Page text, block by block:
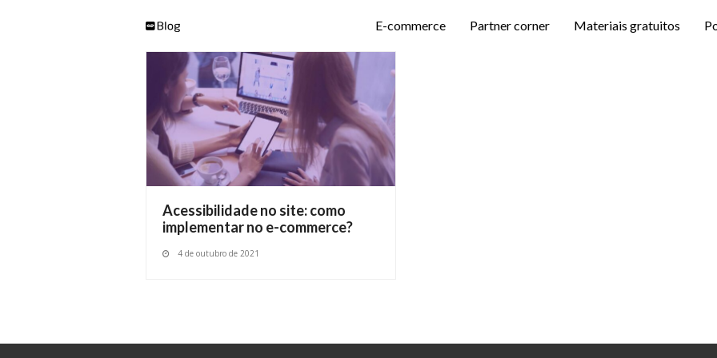
E-commerce Partner corner Materiais gratuitos
Acessibilidade no site: como
implementar no e-commerce?
4 de outubro de 2021